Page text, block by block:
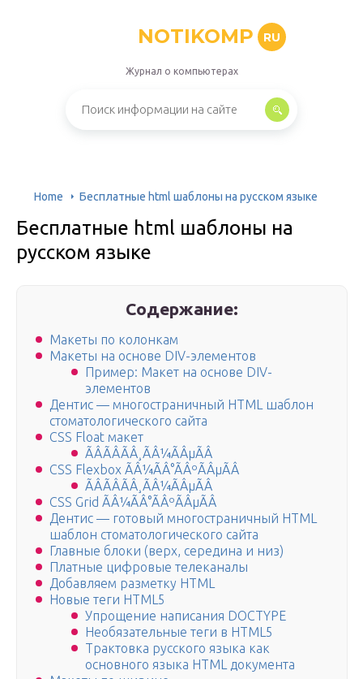
NOTIKOMP RU
Журнал о компьютерах
Home Бесплатные html шаблоны на русском языке
Бесплатные html шаблоны на
русском языке
Содержание:
Макеты по колонкам
Макеты на основе DIV-элементов
Пример: Макет на основе DIV-
элементов
Дентис — многостраничный HTML шаблон
стоматологического сайта
CSS Float макет
ÃÂÃÂÃÂ¸ÃÂ¼ÃÂµÃÂ
CSS Flexbox ÃÂ¼ÃÂ°ÃÂºÃÂµÃÂ
ÃÂÃÂÃÂ¸ÃÂ¼ÃÂµÃÂ
CSS Grid ÃÂ¼ÃÂ°ÃÂºÃÂµÃÂ
Дентис — готовый многостраничный HTML
шаблон стоматологического сайта
Главные блоки (верх, середина и низ)
Платные цифровые телеканалы
Добавляем разметку HTML
Новые теги HTML5
Упрощение написания DOCTYPE
Необязательные теги в HTML5
Трактовка русского языка как
основного языка HTML документа